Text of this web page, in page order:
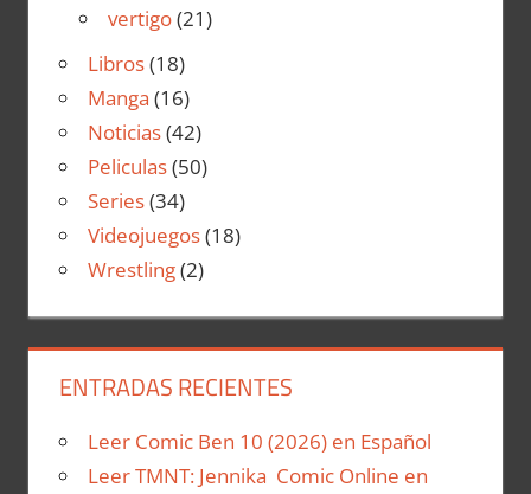
vertigo(21)
Libros(18)
Manga (16)
Noticias(42)
Peliculas(50)
Series(34)
Videojuegos(18)
Wrestling(2)
ENTRADAS RECIENTES
Leer Comic Ben 10 (2026) en Español
Leer TMNT: Jennika Comic Online en